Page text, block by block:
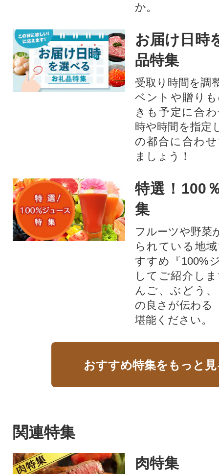
か。
お届け日時
品特集
受取り時間を調
ベントや贈り
きも予定に合
時や時間を指定
の都合に合わ
ましょう！
特選！100
集
フルーツや野菜
られている地
すすめ『100%
してご紹介し
んご、ぶどう
の良さが伝わる
堪能ください。
おすすめ特集をもっと
関連特集
肉特集